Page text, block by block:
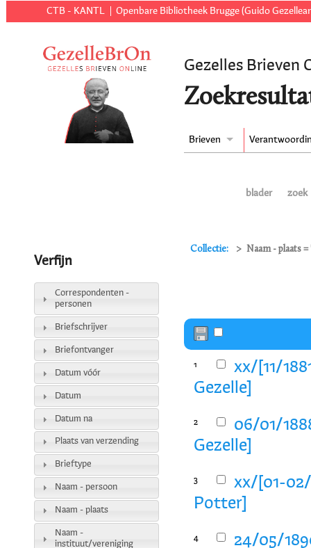
CTB - KANTL Openbare Bibliotheek Brugge (Guido
Gezelles Brieven
Brieven
blader zoek
Collectie: Naam - plaats
1
xx/[11/
Gezelle]
2
06/01/
Gezelle]
3
xx/[01-02/
Potter]
4
24/05/
Verfijn
Correspondenten -
personen
Briefschrijver
Briefontvanger
Datum vóór
Datum
Datum na
Plaats van verzending
Brieftype
Naam - persoon
Naam - plaats
Naam -
instituut/vereniging